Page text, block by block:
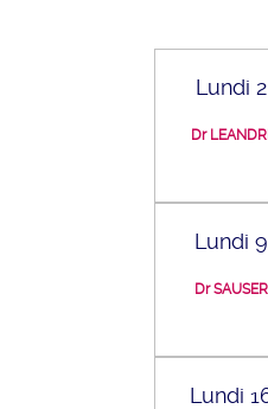
Lundi 2
Dr LEANDRI
Lundi 9
Dr SAUSER
Lundi